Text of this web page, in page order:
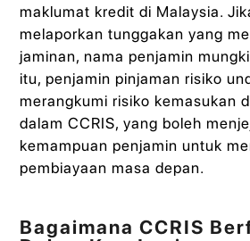
maklumat kredit di Malaysia.
melaporkan tunggakan yang
jaminan, nama penjamin
itu, penjamin pinjaman risiko
merangkumi risiko kemasukan
dalam CCRIS, yang boleh
kemampuan penjamin untuk
pembiayaan masa depan.
Bagaimana CCRIS